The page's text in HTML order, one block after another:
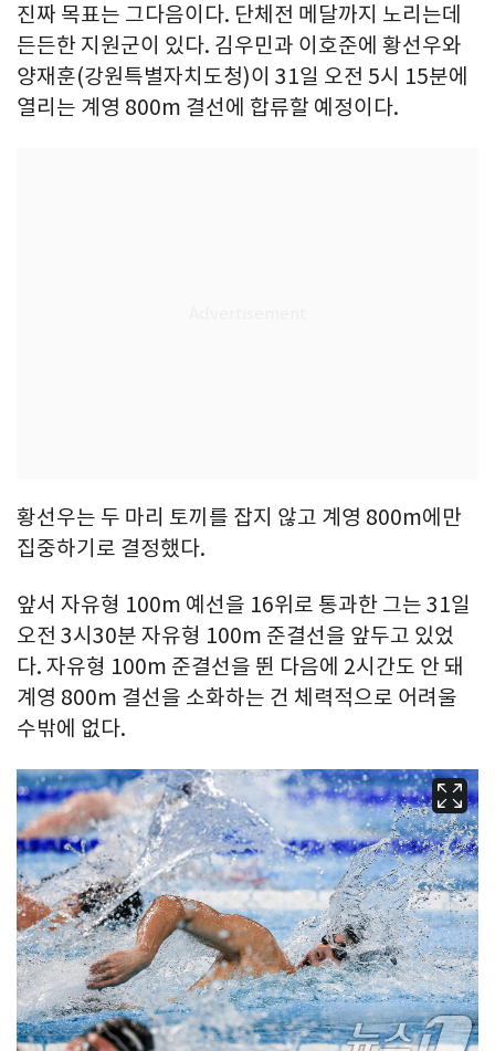
진짜 목표는 그다음이다. 단체전 메달까지 노리는데
든든한 지원군이 있다. 김우민과 이호준에 황선우와
양재훈(강원특별자치도청)이 31일 오전 5시 15분에
열리는 계영 800m 결선에 합류할 예정이다.
황선우는 두 마리 토끼를 잡지 않고 계영 800m에만
집중하기로 결정했다.
앞서 자유형 100m 예선을 16위로 통과한 그는 31일
오전 3시30분 자유형 100m 준결선을 앞두고 있었
다. 자유형 100m 준결선을 뛴 다음에 2시간도 안 돼
계영 800m 결선을 소화하는 건 체력적으로 어려울
수밖에 없다.